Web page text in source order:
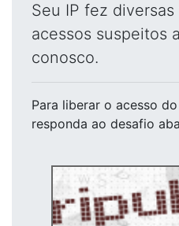
Seu IP fez
acessos suspeitos
conosco.
Para liberar o acesso
responda ao desafio